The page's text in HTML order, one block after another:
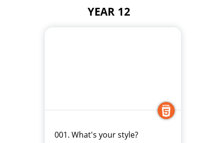
YEAR 12
001. What's your style?